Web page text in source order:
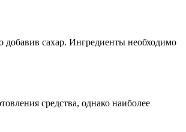
добавив сахар. Ингредиенты необходимо
средства, однако наиболее